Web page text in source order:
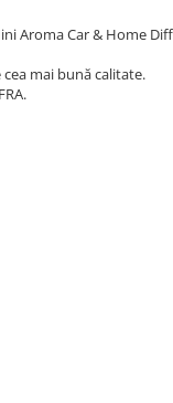
Aroma Car & Home
mai bună calitate.